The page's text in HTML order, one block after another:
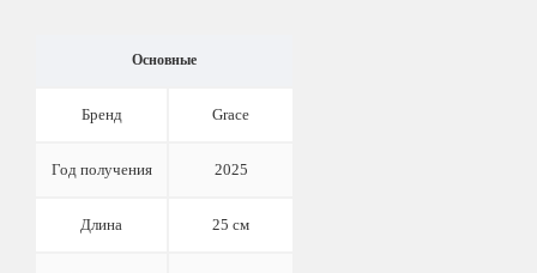
Основные
Бренд Grace
Год получения 2025
Длина 25 см